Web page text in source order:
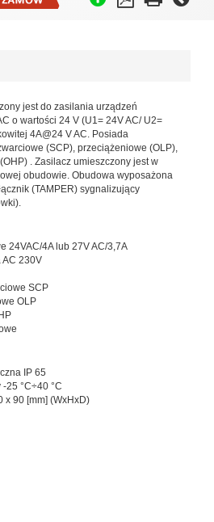
jest do zasilania urządzeń
o wartości 24 V (U1= 24V AC/ U2=
4A@24 V AC. Posiada
(SCP), przeciążeniowe (OLP),
. Zasilacz umieszczony jest w
obudowie. Obudowa wyposażona
(TAMPER) sygnalizujący
24VAC/4A lub 27V AC/3,7A
230V
SCP
OLP
IP 65
25 °C÷40 °C
x 90 [mm] (WxHxD)